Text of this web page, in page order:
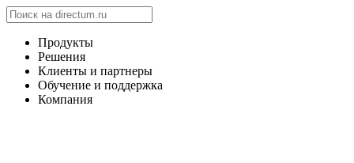
Продукты
Решения
Клиенты и партнеры
Обучение и поддержка
Компания